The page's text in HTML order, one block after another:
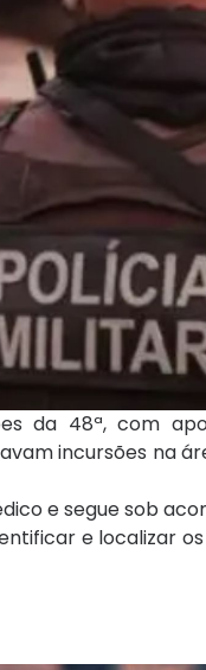
da 48ª, com
incursões na
e segue sob
e localizar